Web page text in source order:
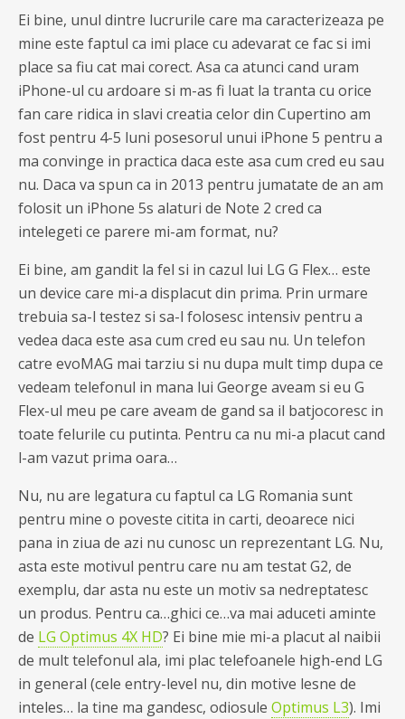
Ei bine, unul dintre lucrurile care ma caracterizeaza pe
mine este faptul ca imi place cu adevarat ce fac si imi
place sa fiu cat mai corect. Asa ca atunci cand uram
iPhone-ul cu ardoare si m-as fi luat la tranta cu orice
fan care ridica in slavi creatia celor din Cupertino am
fost pentru 4-5 luni posesorul unui iPhone 5 pentru a
ma convinge in practica daca este asa cum cred eu sau
nu. Daca va spun ca in 2013 pentru jumatate de an am
folosit un iPhone 5s alaturi de Note 2 cred ca
intelegeti ce parere mi-am format, nu?
Ei bine, am gandit la fel si in cazul lui LG G Flex… este
un device care mi-a displacut din prima. Prin urmare
trebuia sa-l testez si sa-l folosesc intensiv pentru a
vedea daca este asa cum cred eu sau nu. Un telefon
catre evoMAG mai tarziu si nu dupa mult timp dupa ce
vedeam telefonul in mana lui George aveam si eu G
Flex-ul meu pe care aveam de gand sa il batjocoresc in
toate felurile cu putinta. Pentru ca nu mi-a placut cand
l-am vazut prima oara…
Nu, nu are legatura cu faptul ca LG Romania sunt
pentru mine o poveste citita in carti, deoarece nici
pana in ziua de azi nu cunosc un reprezentant LG. Nu,
asta este motivul pentru care nu am testat G2, de
exemplu, dar asta nu este un motiv sa nedreptatesc
un produs. Pentru ca…ghici ce…va mai aduceti aminte
de LG Optimus 4X HD? Ei bine mie mi-a placut al naibii
de mult telefonul ala, imi plac telefoanele high-end LG
in general (cele entry-level nu, din motive lesne de
inteles… la tine ma gandesc, odiosule Optimus L3). Imi